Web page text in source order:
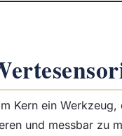
Kern ein
und messbar zu